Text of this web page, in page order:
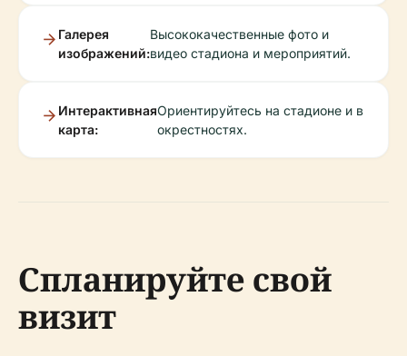
Галерея
изображений:
Высококачественные фото и
видео стадиона и мероприятий.
Интерактивная
карта:
Ориентируйтесь на стадионе и в
окрестностях.
Спланируйте свой
визит